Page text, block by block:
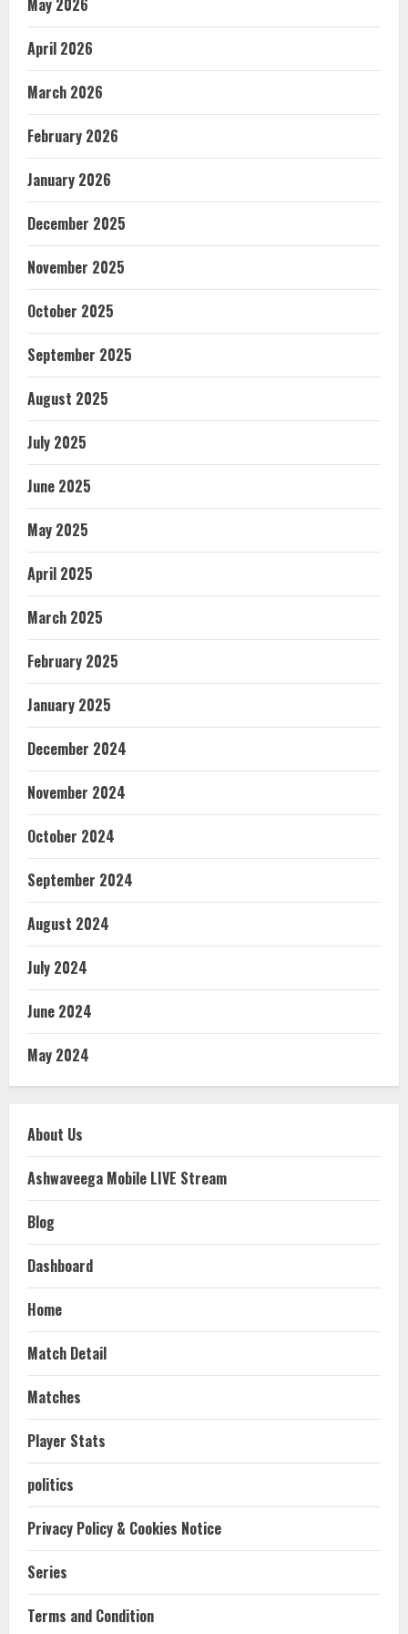
May 2026
April 2026
March 2026
February 2026
January 2026
December 2025
November 2025
October 2025
September 2025
August 2025
July 2025
June 2025
May 2025
April 2025
March 2025
February 2025
January 2025
December 2024
November 2024
October 2024
September 2024
August 2024
July 2024
June 2024
May 2024
About Us
Ashwaveega Mobile LIVE Stream
Blog
Dashboard
Home
Match Detail
Matches
Player Stats
politics
Privacy Policy & Cookies Notice
Series
Terms and Condition